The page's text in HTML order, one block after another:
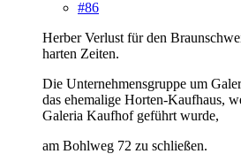
#86
Herber Verlust für den
harten Zeiten.
Die Unternehmensgruppe um
das ehemalige Horten-Kaufhaus,
Galeria Kaufhof geführt wurde,
am Bohlweg 72 zu schließen.